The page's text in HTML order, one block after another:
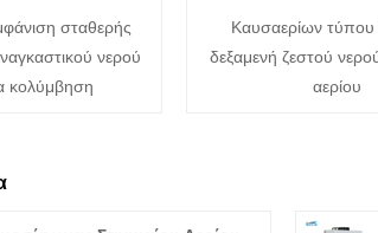
σταθερής
νερού
κολύμβηση
Καυσαερίων τύπου
δεξαμενή ζεστού
αερίου